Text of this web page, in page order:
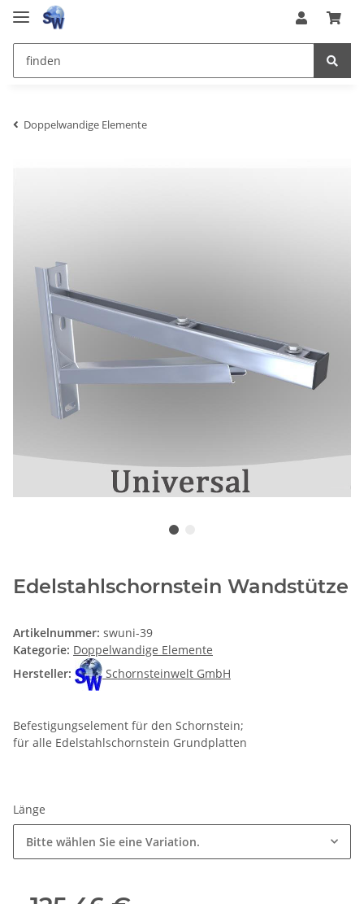
Doppelwandige Elemente
Edelstahlschornstein Wandstütze
Artikelnummer: swuni-39
Kategorie: Doppelwandige Elemente
Hersteller:
Schornsteinwelt GmbH
Befestigungselement für den Schornstein;
für alle Edelstahlschornstein Grundplatten
Länge
Bitte wählen Sie eine Variation.